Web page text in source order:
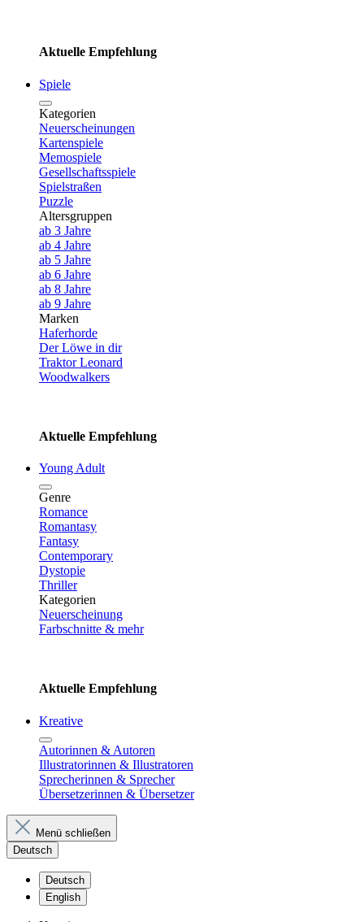
Aktuelle Empfehlung
Spiele
Kategorien
Neuerscheinungen
Kartenspiele
Memospiele
Gesellschaftsspiele
Spielstraßen
Puzzle
Altersgruppen
ab 3 Jahre
ab 4 Jahre
ab 5 Jahre
ab 6 Jahre
ab 8 Jahre
ab 9 Jahre
Marken
Haferhorde
Der Löwe in dir
Traktor Leonard
Woodwalkers
Aktuelle Empfehlung
Young Adult
Genre
Romance
Romantasy
Fantasy
Contemporary
Dystopie
Thriller
Kategorien
Neuerscheinung
Farbschnitte & mehr
Aktuelle Empfehlung
Kreative
Autorinnen & Autoren
Illustratorinnen & Illustratoren
Sprecherinnen & Sprecher
Übersetzerinnen & Übersetzer
Menü schließen
Deutsch
Deutsch
English